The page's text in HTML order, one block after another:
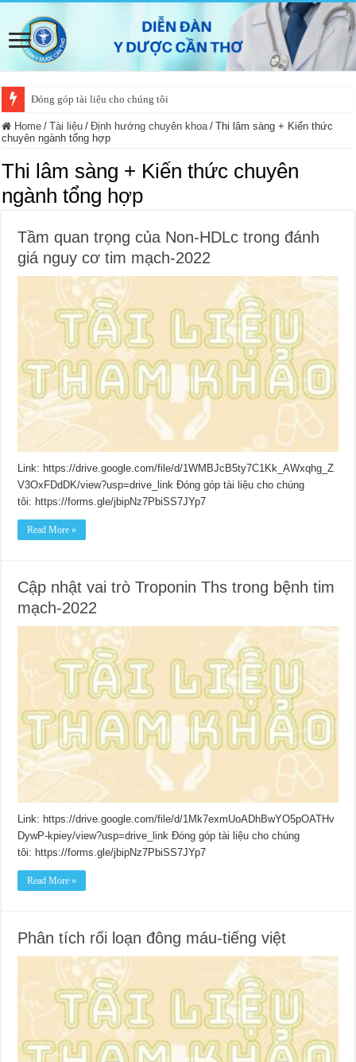
Đóng góp tài liệu cho chúng tôi
Home / Tài liệu / Định hướng chuyên khoa / Thi lâm sàng + Kiến thức
chuyên ngành tổng hợp
Thi lâm sàng + Kiến thức chuyên
ngành tổng hợp
Tầm quan trọng của Non-HDLc trong đánh
giá nguy cơ tim mạch-2022
Link: https://drive.google.com/file/d/1WMBJcB5ty7C1Kk_AWxqhg_Z
V3OxFDdDK/view?usp=drive_link Đóng góp tài liệu cho chúng
tôi: https://forms.gle/jbipNz7PbiSS7JYp7
Read More »
Cập nhật vai trò Troponin Ths trong bệnh tim
mạch-2022
Link: https://drive.google.com/file/d/1Mk7exmUoADhBwYO5pOATHv
DywP-kpiey/view?usp=drive_link Đóng góp tài liệu cho chúng
tôi: https://forms.gle/jbipNz7PbiSS7JYp7
Read More »
Phân tích rối loạn đông máu-tiếng việt